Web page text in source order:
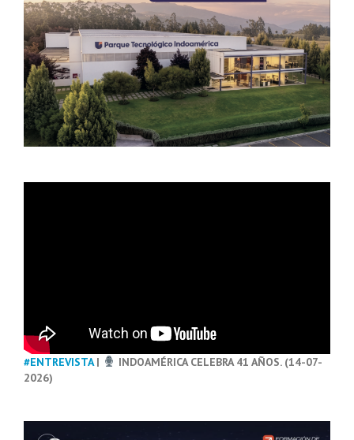
#ENTREVISTA|
INDOAMÉRICA CELEBRA 41 AÑOS. (14-07-
2026)